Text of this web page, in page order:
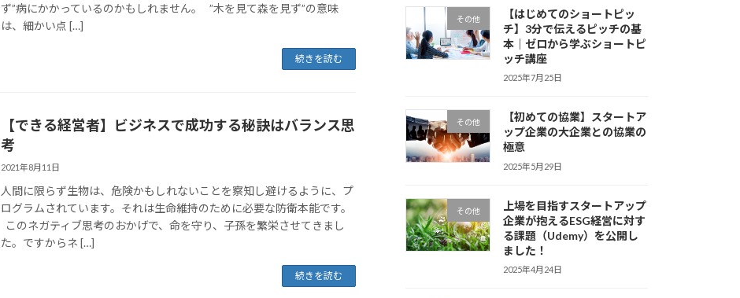
ず”病にかかっているのかもしれません。 ”木を見て森を見ず”の意味
は、細かい点 […]
続きを読む
【できる経営者】ビジネスで成功する秘訣はバランス思
考
2021年8月11日
人間に限らず生物は、危険かもしれないことを察知し避けるように、プ
ログラムされています。それは生命維持のために必要な防衛本能です。
このネガティブ思考のおかげで、命を守り、子孫を繁栄させてきまし
た。ですからネ […]
続きを読む
その他
【はじめてのショートピッ
チ】3分で伝えるピッチの基
本｜ゼロから学ぶショートピ
ッチ講座
2025年7月25日
その他
【初めての協業】スタートア
ップ企業の大企業との協業の
極意
2025年5月29日
その他
上場を目指すスタートアップ
企業が抱えるESG経営に対す
る課題（Udemy）を公開し
ました！
2025年4月24日